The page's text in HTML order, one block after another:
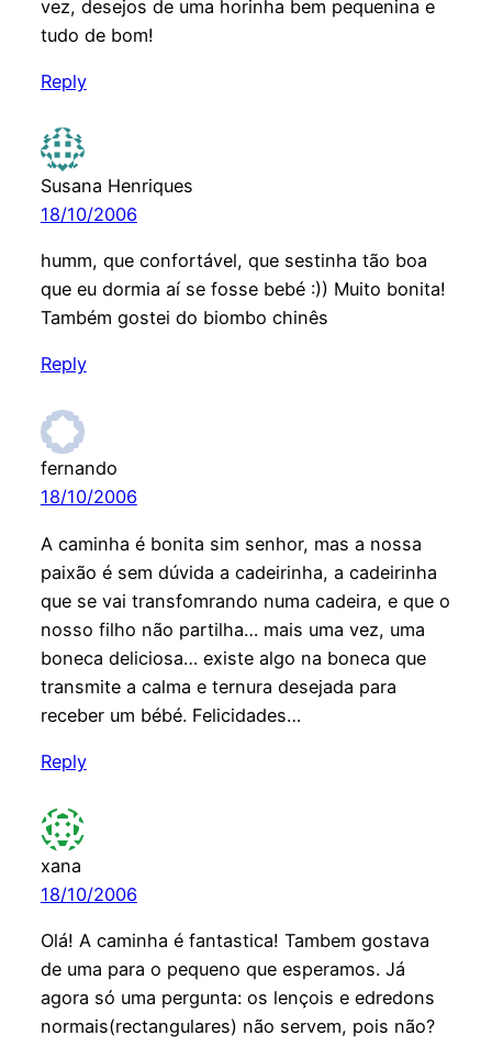
vez, desejos de uma horinha bem pequenina e
tudo de bom!
Reply
Susana Henriques
18/10/2006
humm, que confortável, que sestinha tão boa
que eu dormia aí se fosse bebé :)) Muito bonita!
Também gostei do biombo chinês
Reply
fernando
18/10/2006
A caminha é bonita sim senhor, mas a nossa
paixão é sem dúvida a cadeirinha, a cadeirinha
que se vai transfomrando numa cadeira, e que o
nosso filho não partilha… mais uma vez, uma
boneca deliciosa… existe algo na boneca que
transmite a calma e ternura desejada para
receber um bébé. Felicidades…
Reply
xana
18/10/2006
Olá! A caminha é fantastica! Tambem gostava
de uma para o pequeno que esperamos. Já
agora só uma pergunta: os lençois e edredons
normais(rectangulares) não servem, pois não?